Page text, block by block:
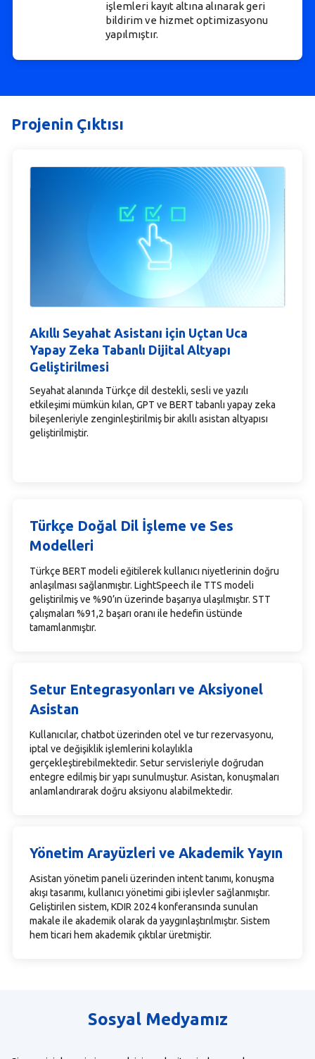
işlemleri kayıt altına alınarak geri
bildirim ve hizmet optimizasyonu
yapılmıştır.
Projenin Çıktısı
Akıllı Seyahat Asistanı için Uçtan Uca
Yapay Zeka Tabanlı Dijital Altyapı
Geliştirilmesi
Seyahat alanında Türkçe dil destekli, sesli ve yazılı
etkileşimi mümkün kılan, GPT ve BERT tabanlı yapay zeka
bileşenleriyle zenginleştirilmiş bir akıllı asistan altyapısı
geliştirilmiştir.
Türkçe Doğal Dil İşleme ve Ses
Modelleri
Türkçe BERT modeli eğitilerek kullanıcı niyetlerinin doğru
anlaşılması sağlanmıştır. LightSpeech ile TTS modeli
geliştirilmiş ve %90’ın üzerinde başarıya ulaşılmıştır. STT
çalışmaları %91,2 başarı oranı ile hedefin üstünde
tamamlanmıştır.
Setur Entegrasyonları ve Aksiyonel
Asistan
Kullanıcılar, chatbot üzerinden otel ve tur rezervasyonu,
iptal ve değişiklik işlemlerini kolaylıkla
gerçekleştirebilmektedir. Setur servisleriyle doğrudan
entegre edilmiş bir yapı sunulmuştur. Asistan, konuşmaları
anlamlandırarak doğru aksiyonu alabilmektedir.
Yönetim Arayüzleri ve Akademik Yayın
Asistan yönetim paneli üzerinden intent tanımı, konuşma
akışı tasarımı, kullanıcı yönetimi gibi işlevler sağlanmıştır.
Geliştirilen sistem, KDIR 2024 konferansında sunulan
makale ile akademik olarak da yaygınlaştırılmıştır. Sistem
hem ticari hem akademik çıktılar üretmiştir.
Sosyal Medyamız